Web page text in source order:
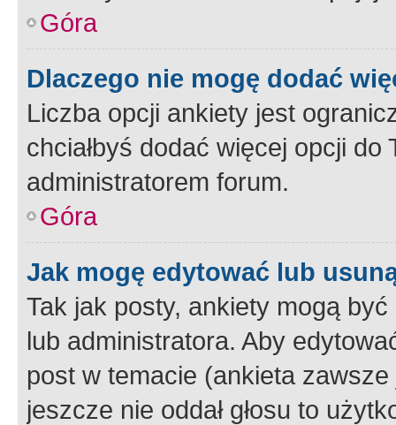
Góra
Dlaczego nie mogę dodać
Liczba opcji ankiety jest
chciałbyś dodać więcej opcji
administratorem forum.
Góra
Jak mogę edytować lub
Tak jak posty, ankiety mogą
lub administratora. Aby
post w temacie (ankieta
jeszcze nie oddał głosu to